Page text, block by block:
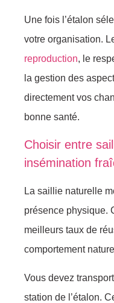
Une fois l’étalon
votre organisation.
reproduction, le
la gestion des
directement vos
bonne santé.
Choisir entre
insémination
La saillie naturelle
présence physique.
meilleurs taux de
comportement
Vous devez
station de l’étalon.